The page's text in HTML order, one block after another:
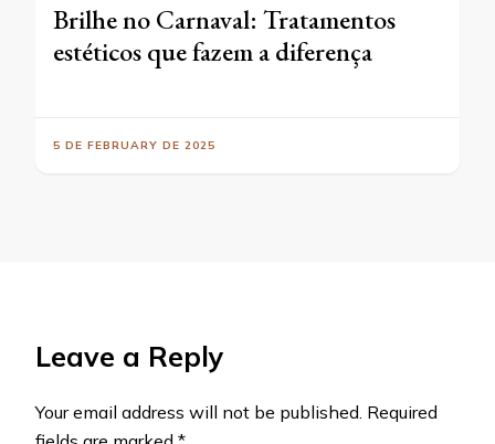
Brilhe no Carnaval: Tratamentos
estéticos que fazem a diferença
5 DE FEBRUARY DE 2025
Leave a Reply
Your email address will not be published. Required